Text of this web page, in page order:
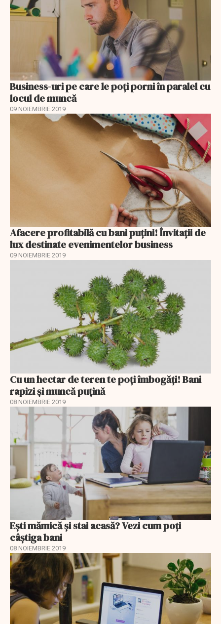
Business-uri pe care le poți porni în paralel cu
locul de muncă
09 NOIEMBRIE 2019
Afacere profitabilă cu bani puțini! Învitații de
lux destinate evenimentelor business
09 NOIEMBRIE 2019
Cu un hectar de teren te poți îmbogăți! Bani
rapizi și muncă puțină
08 NOIEMBRIE 2019
Ești mămică și stai acasă? Vezi cum poți
câștiga bani
08 NOIEMBRIE 2019